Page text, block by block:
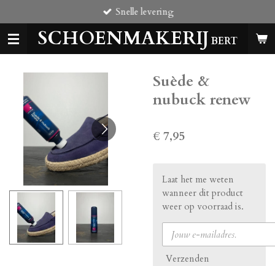
direct
naar
de
SCHOENMAKERIJBERT
Snelle levering
Suède &
nubuck renew
€ 7,95
Laat het me weten
wanneer dit product
weer op voorraad is.
Verzenden